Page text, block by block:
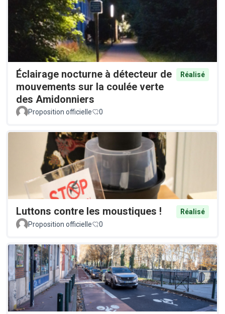
Éclairage nocturne à détecteur de
mouvements sur la coulée verte
des Amidonniers
Réalisé
Proposition officielle 0
Luttons contre les moustiques !
Réalisé
Proposition officielle
0